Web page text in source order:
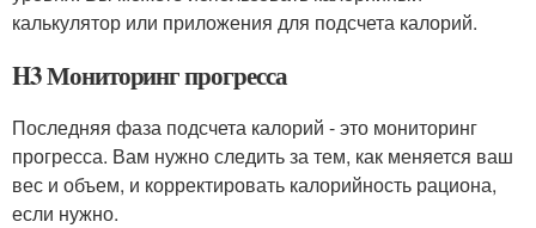
калькулятор или приложения для подсчета калорий.
H3 Мониторинг прогресса
Последняя фаза подсчета калорий - это мониторинг
прогресса. Вам нужно следить за тем, как меняется ваш
вес и объем, и корректировать калорийность рациона,
если нужно.